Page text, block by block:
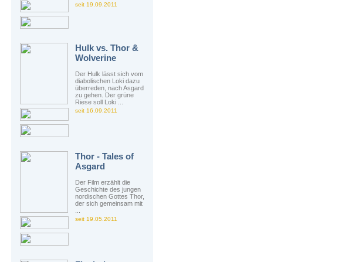
seit 19.09.2011
Hulk vs. Thor &
Wolverine
Der Hulk lässt sich vom
diabolischen Loki dazu
überreden, nach Asgard
zu gehen. Der grüne
Riese soll Loki ...
seit 16.09.2011
Thor - Tales of
Asgard
Der Film erzählt die
Geschichte des jungen
nordischen Gottes Thor,
der sich gemeinsam mit
seit 19.05.2011